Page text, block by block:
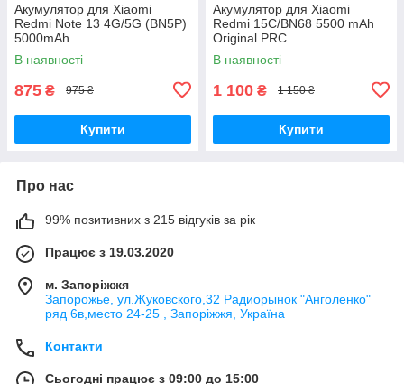
Акумулятор для Xiaomi
Redmi Note 13 4G/5G (BN5P)
5000mAh
В наявності
875 ₴ 975 ₴
Купити
Акумулятор для Xiaomi
Redmi 15C/BN68 5500 mAh
Original PRC
В наявності
1 100 ₴ 1 150 ₴
Купити
Про нас
99% позитивних з 215 відгуків за рік
Працює з 19.03.2020
м. Запоріжжя
Запорожье, ул.Жуковского,32 Радиорынок "Анголенко"
ряд 6в,место 24-25 , Запоріжжя, Україна
Контакти
Сьогодні працює з 09:00 до 15:00